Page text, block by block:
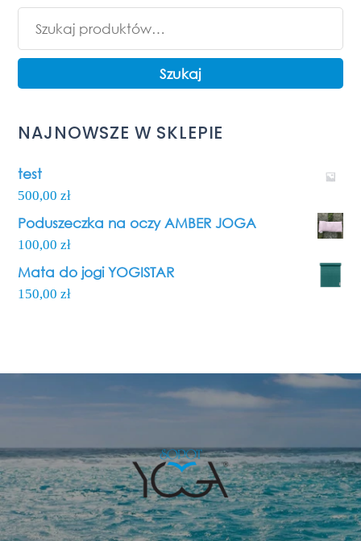
Szukaj
NAJNOWSZE W SKLEPIE
test
500,00zł
Poduszeczka na oczy AMBER JOGA
100,00zł
Mata do jogi YOGISTAR
150,00zł